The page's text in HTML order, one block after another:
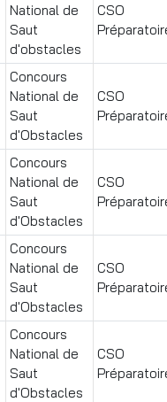
National de
Saut
d'obstacles
CSO
Concours
National de
Saut
d'Obstacles
CSO
Concours
National de
Saut
d'Obstacles
CSO
Concours
National de
Saut
d'Obstacles
CSO
Concours
National de
Saut
d'Obstacles
CSO